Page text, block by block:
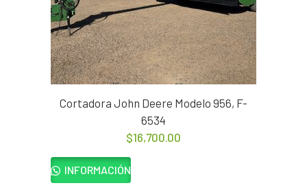
Cortadora John Deere Modelo 956, F-
6534
$16,700.00
INFORMACIÓN